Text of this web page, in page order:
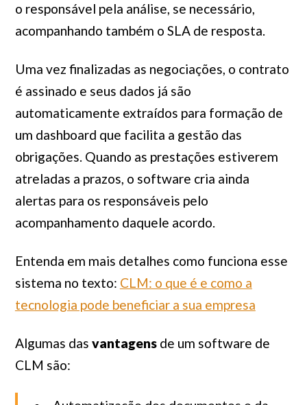
o responsável pela análise, se necessário,
acompanhando também o SLA de resposta.
Uma vez finalizadas as negociações, o contrato
é assinado e seus dados já são
automaticamente extraídos para formação de
um dashboard que facilita a gestão das
obrigações. Quando as prestações estiverem
atreladas a prazos, o software cria ainda
alertas para os responsáveis pelo
acompanhamento daquele acordo.
Entenda em mais detalhes como funciona esse
sistema no texto: CLM: o que é e como a
tecnologia pode beneficiar a sua empresa
Algumas das vantagensde um software de
CLM são: